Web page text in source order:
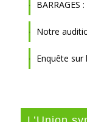
BARRAGES
Notre
Enquête sur